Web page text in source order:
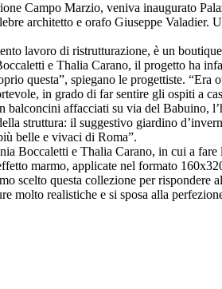
Campo Marzio, veniva inaugurato
architetto e orafo Giuseppe
lavoro di ristrutturazione, è un
e Thalia Carano, il progetto ha
questa”, spiegano le progettiste.
in grado di far sentire gli ospiti a
affacciati su via del Babuino,
struttura: il suggestivo giardino
belle e vivaci di Roma”.
Boccaletti e Thalia Carano, in cui a
marmo, applicate nel formato
scelto questa collezione per
molto realistiche e si sposa alla